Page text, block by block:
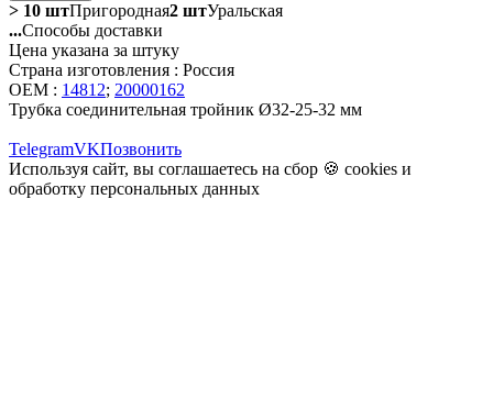
> 10 штПригородная2 штУральская
...Способы доставки
Цена указана за штуку
Страна изготовления : Россия
OEM : 14812; 20000162
Трубка соединительная тройник Ø32-25-32 мм
TelegramVKПозвонить
Используя сайт, вы соглашаетесь на сбор 🍪 cookies и
обработку персональных данных